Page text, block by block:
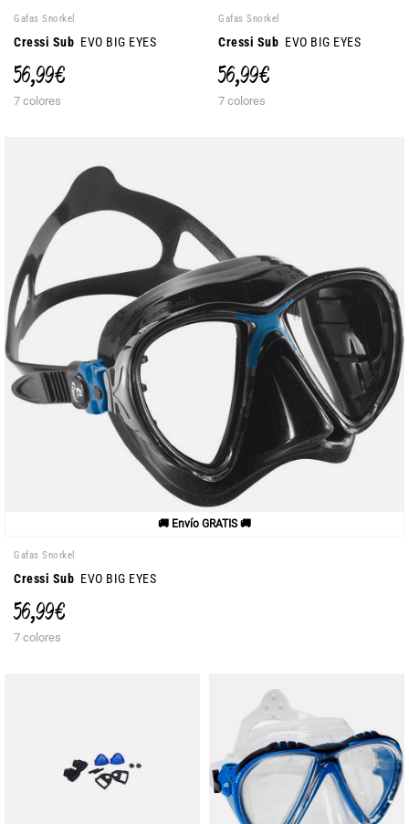
Gafas Snorkel
Cressi Sub EVO BIG EYES
56,99 €
7 colores
Gafas Snorkel
Cressi Sub EVO BIG EYES
56,99 €
7 colores
🚚 Envío GRATIS 🚚
Gafas Snorkel
Cressi Sub EVO BIG EYES
56,99 €
7 colores